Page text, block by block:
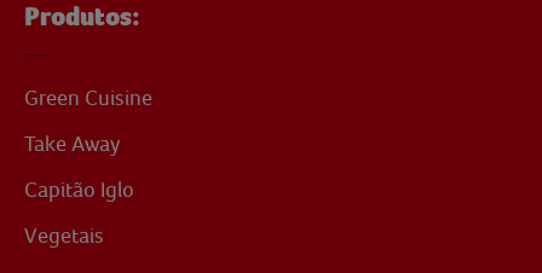
Produtos:
Green Cuisine
Take Away
Capitão Iglo
Vegetais